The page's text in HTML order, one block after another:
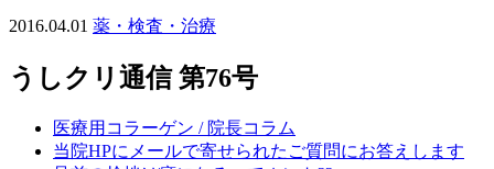
2016.04.01 薬・検査・治療
うしクリ通信 第76号
医療用コラーゲン / 院長コラム
当院HPにメールで寄せられたご質問にお答えします